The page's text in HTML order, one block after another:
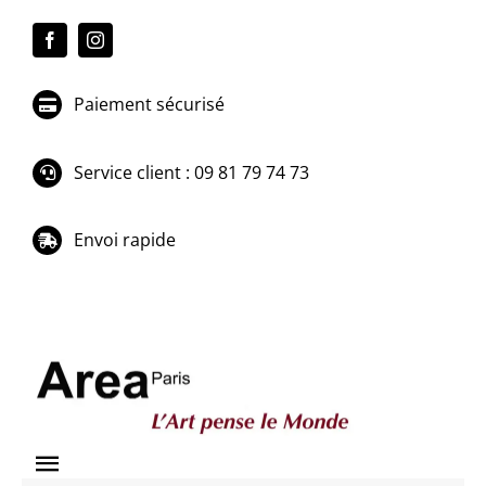
Paiement sécurisé
Service client : 09 81 79 74 73
Envoi rapide